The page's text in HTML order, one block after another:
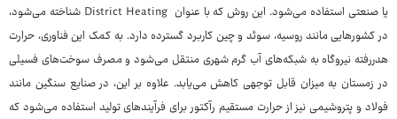
یا صنعتی استفاده می‌شود. این روش که با عنوان District Heating شناخته می‌شود،
در کشورهایی مانند روسیه، سوئد و چین کاربرد گسترده دارد. به کمک این فناوری، حرارت
هدررفته‌ نیروگاه به شبکه‌های آب گرم شهری منتقل می‌شود و مصرف سوخت‌های فسیلی
در زمستان به میزان قابل توجهی کاهش می‌یابد. علاوه بر این، در صنایع سنگین مانند
فولاد و پتروشیمی نیز از حرارت مستقیم رآکتور برای فرآیندهای تولید استفاده می‌شود که